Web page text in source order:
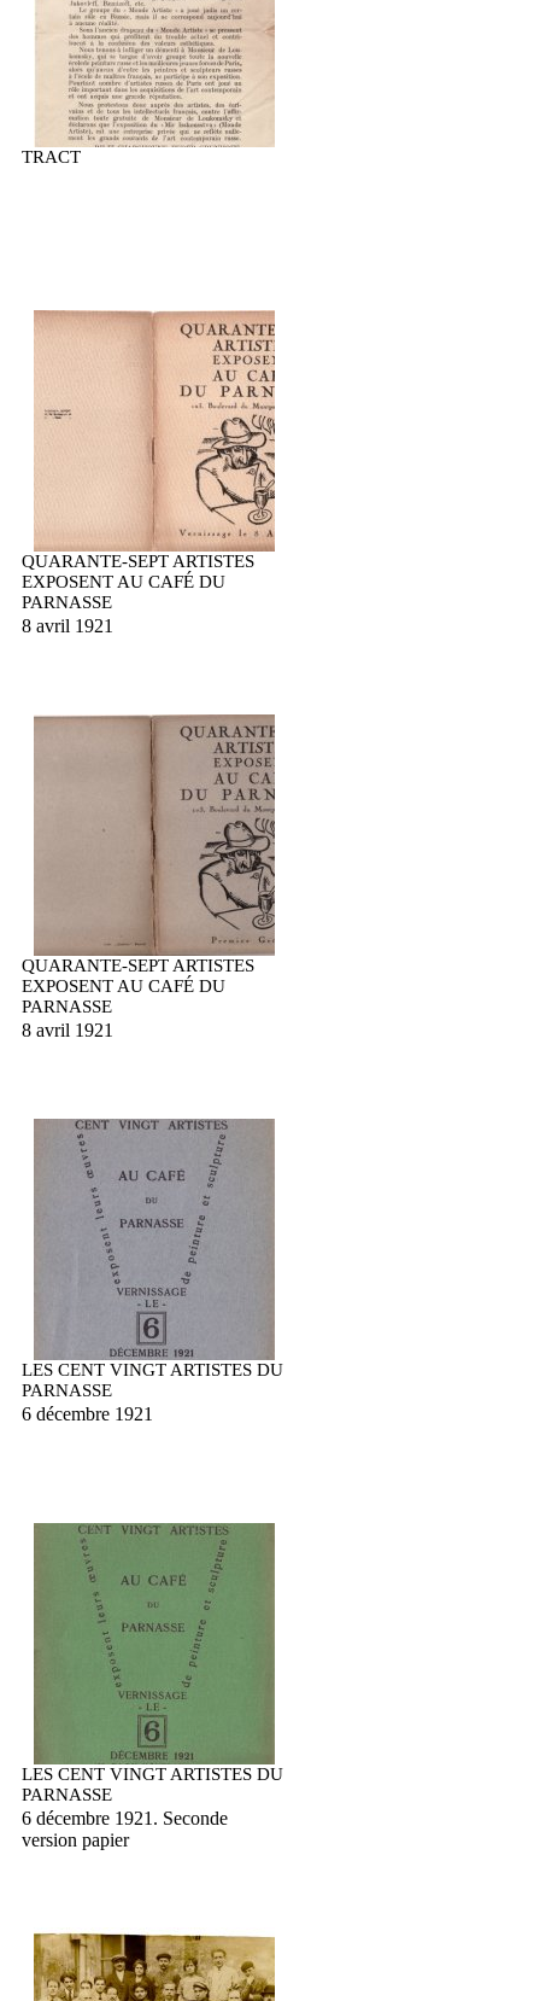
TRACT
QUARANTE-SEPT ARTISTES
EXPOSENT AU CAFÉ DU
PARNASSE
8 avril 1921
QUARANTE-SEPT ARTISTES
EXPOSENT AU CAFÉ DU
PARNASSE
8 avril 1921
LES CENT VINGT ARTISTES DU
PARNASSE
6 décembre 1921
LES CENT VINGT ARTISTES DU
PARNASSE
6 décembre 1921. Seconde
version papier